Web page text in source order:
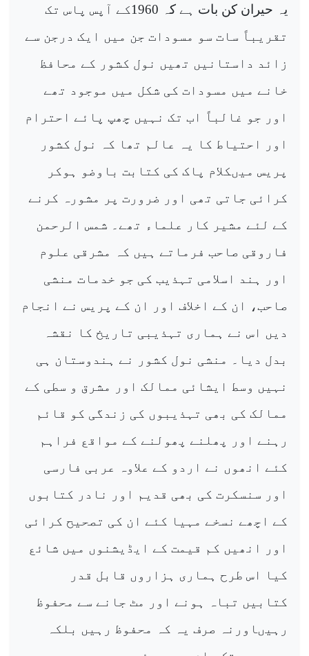
یہ حیران کن بات ہے کہ 1960کے آپس پاس تک
تقریباً سات سو مسودات جن میں ایک درجن سے
زائد داستانیں تھیں نول کشور کے محافظ
خانے میں مسودات کی شکل میں موجود تھے
اور جو غالباً اب تک نہیں چھپ پائے احترام
اور احتیاط کا یہ عالم تھا کہ نول کشور
پریس میںکلام پاک کی کتابت باوضو ہوکر
کرائی جاتی تھی اور ضرورت پر مشورہ کرنے
کے لئے مشیر کار علماء تھے۔ شمس الرحمن
فاروقی صاحب فرماتے ہیں کہ مشرقی علوم
اور ہند اسلامی تہذیب کی جو خدمات منشی
صاحب، ان کے اخلاف اور ان کے پریس نے انجام
دیں اس نے ہماری تہذیبی تاریخ کا نقشہ
بدل دیا۔ منشی نول کشور نے ہندوستان ہی
نہیں وسط ایشائی ممالک اور مشرق و سطی کے
ممالک کی بھی تہذیبوں کی زندگی کو قائم
رہنے اور پھلنے پھولنے کے مواقع فراہم
کئے انھوں نے اردو کے علاوہ عربی فارسی
اور سنسکرت کی بھی قدیم اور نادر کتابوں
کے اچھے نسخے مہیا کئے ان کی تصحیح کرائی
اور انھیں کم قیمت کے ایڈیشنوں میں شائع
کیا اس طرح ہماری ہزاروں قابل قدر
کتابیں تباہ ہونے اور مٹ جانے سے محفوظ
رہیںاورنہ صرف یہ کہ محفوظ رہیں بلکہ